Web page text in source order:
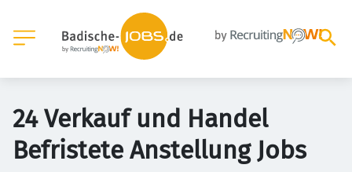
24 Verkauf und Handel
Befristete Anstellung Jobs